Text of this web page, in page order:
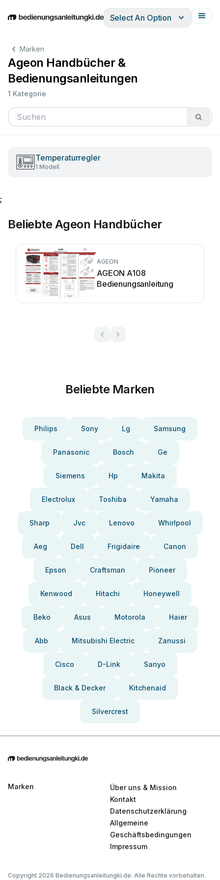
EnglishDeutschEspañolItalianoFrançais
Select An Option
Marken
Ageon Handbücher &
Bedienungsanleitungen
1 Kategorie
Temperaturregler
1 Modell
;
Beliebte Ageon Handbücher
AGEON
AGEON A108
Bedienungsanleitung
Beliebte Marken
Philips Sony Lg Samsung
Panasonic Bosch Ge
Siemens Hp Makita
Electrolux Toshiba Yamaha
Sharp Jvc Lenovo Whirlpool
Aeg Dell Frigidaire Canon
Epson Craftsman Pioneer
Kenwood Hitachi Honeywell
Beko Asus Motorola Haier
Abb Mitsubishi Electric Zanussi
Cisco D-Link Sanyo
Black & Decker Kitchenaid
Silvercrest
Marken
Über uns & Mission
Kontakt
Datenschutzerklärung
Allgemeine
Geschäftsbedingungen
Impressum
Copyright 2026 Bedienungsanleitungki.de. Alle Rechte vorbehalten.